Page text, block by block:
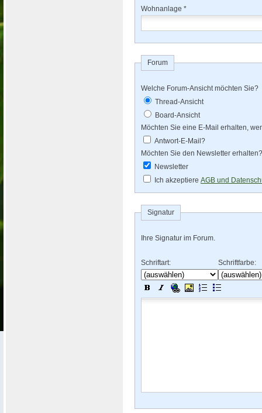
Wohnanlage *
Forum
Welche Forum-Ansicht möchten Sie?
Thread-Ansicht
Board-Ansicht
Möchten Sie eine E-Mail erhalten,
Antwort-E-Mail?
Möchten Sie den Newsletter erhalten?
Newsletter
Ich akzeptiere AGB und
Signatur
Ihre Signatur im Forum.
Schriftart: Schriftfarbe: